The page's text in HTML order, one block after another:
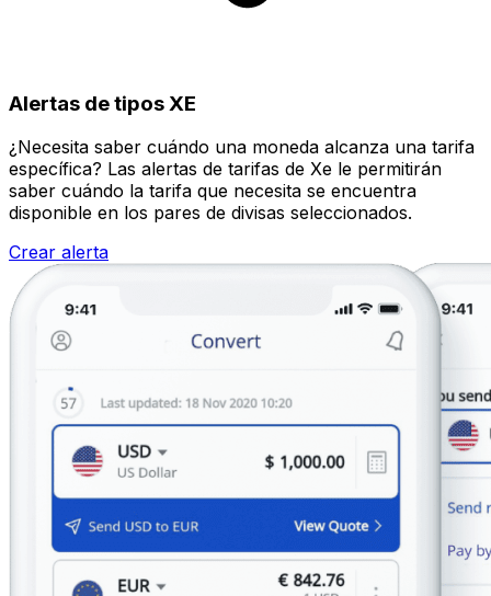
Alertas de tipos XE
¿Necesita saber cuándo una moneda alcanza una tarifa
específica? Las alertas de tarifas de Xe le permitirán
saber cuándo la tarifa que necesita se encuentra
disponible en los pares de divisas seleccionados.
Crear alerta